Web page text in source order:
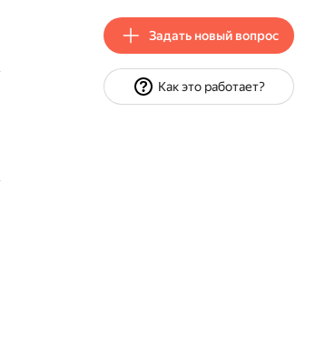
Задать новый вопрос
Как это работает?